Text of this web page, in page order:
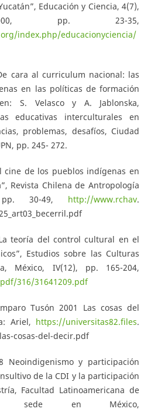
Educación y Ciencia, 4(7),
pp. 23-35,
index.php/educacionyciencia/
cara al curriculum nacional: las
en las políticas de formación
S. Velasco y A. Jablonska,
educativas interculturales en
problemas, desafíos, Ciudad
pp. 245- 272.
cine de los pueblos indígenas en
Revista Chilena de Antropología
30-49, http://www.rchav.
teoría del control cultural en el
Estudios sobre las Culturas
México, IV(12), pp. 165-204,
316/31641209.pdf
Tusón 2001 Las cosas del
Ariel, https://universitas82.files.
cosas-del-decir.pdf
Neoindigenismo y participación
de la CDI y la participación
Facultad Latinoamericana de
sede en México,